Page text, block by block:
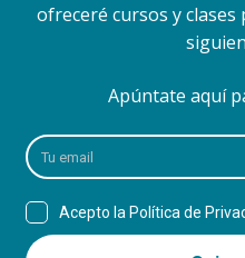
ofreceré cursos y
Apúntate aquí